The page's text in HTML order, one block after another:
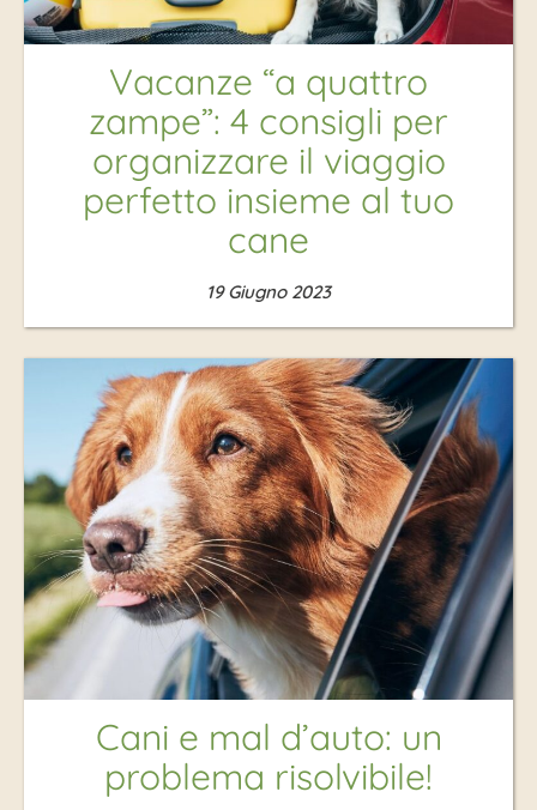
Vacanze “a quattro
zampe”: 4 consigli per
organizzare il viaggio
perfetto insieme al tuo
cane
19 Giugno 2023
Cani e mal d’auto: un
problema risolvibile!